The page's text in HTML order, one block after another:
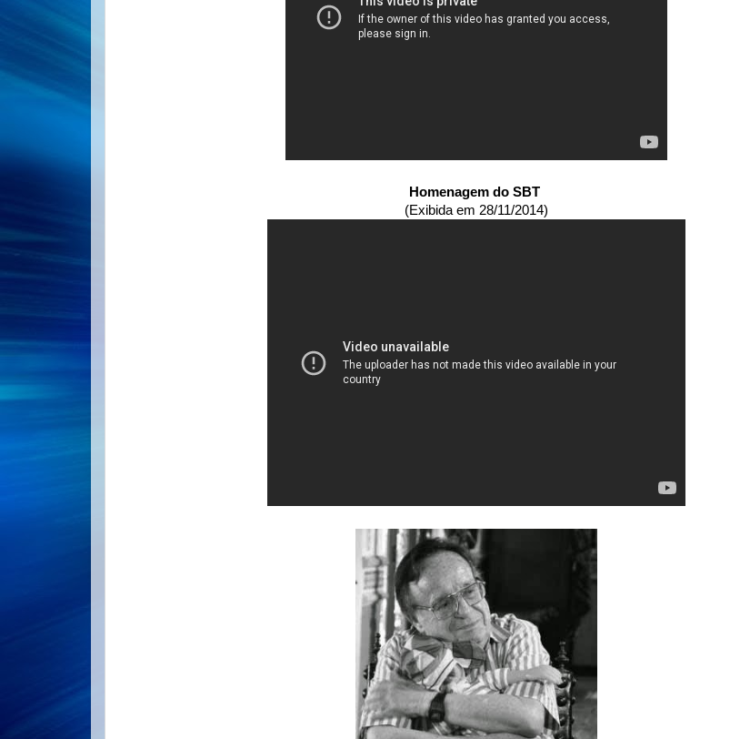
Homenagem do SBT
(Exibida em 28/11/2014)